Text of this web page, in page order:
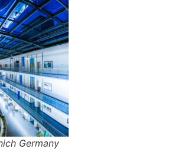
Germany